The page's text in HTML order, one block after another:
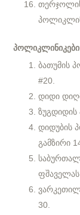
ბათუმის
#20.
დიდი
ზუგდიდის
დიდუბის
გამზირი
ფშაველას
30.